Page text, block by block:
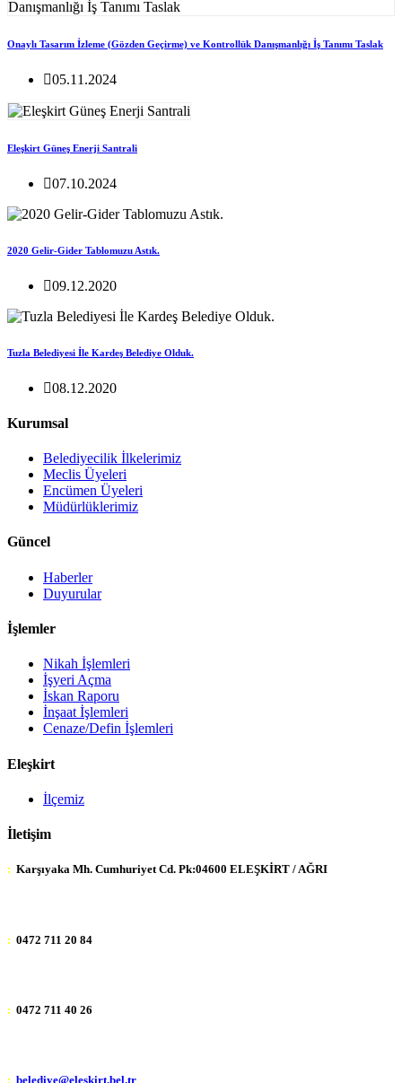
Onaylı Tasarım İzleme (Gözden Geçirme) ve Kontrollük Danışmanlığı İş Tanımı Taslak
05.11.2024
Eleşkirt Güneş Enerji Santrali
07.10.2024
2020 Gelir-Gider Tablomuzu Astık.
09.12.2020
Tuzla Belediyesi İle Kardeş Belediye Olduk.
08.12.2020
Kurumsal
Belediyecilik İlkelerimiz
Meclis Üyeleri
Encümen Üyeleri
Müdürlüklerimiz
Güncel
Haberler
Duyurular
İşlemler
Nikah İşlemleri
İşyeri Açma
İskan Raporu
İnşaat İşlemleri
Cenaze/Defin İşlemleri
Eleşkirt
İlçemiz
İletişim
: Karşıyaka Mh. Cumhuriyet Cd. Pk:04600 ELEŞKİRT / AĞRI
: 0472 711 20 84
: 0472 711 40 26
: belediye@eleskirt.bel.tr